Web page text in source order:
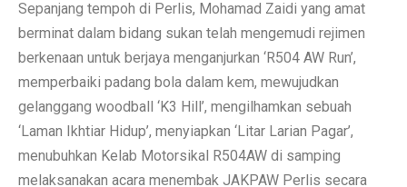
Sepanjang tempoh di Perlis, Mohamad Zaidi yang amat
berminat dalam bidang sukan telah mengemudi rejimen
berkenaan untuk berjaya menganjurkan ‘R504 AW Run’,
memperbaiki padang bola dalam kem, mewujudkan
gelanggang woodball ‘K3 Hill’, mengilhamkan sebuah
‘Laman Ikhtiar Hidup’, menyiapkan ‘Litar Larian Pagar’,
menubuhkan Kelab Motorsikal R504AW di samping
melaksanakan acara menembak JAKPAW Perlis secara